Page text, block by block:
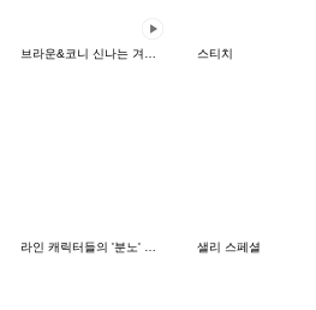
스티치
라인 캐릭터들의 '분노' 시리즈 샐리 스페셜